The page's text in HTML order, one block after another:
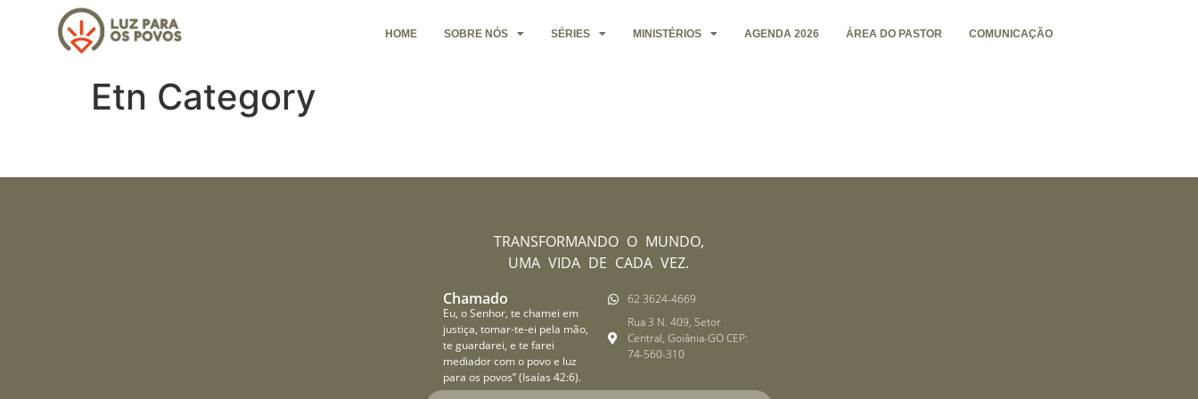
HOME SOBRE NÓS SÉRIES MINISTÉRIOS AGENDA 2026 ÁREA DO PASTOR COMUNICAÇÃO
Etn Category
TRANSFORMANDO O MUNDO,
UMA VIDA DE CADA VEZ.
Chamado
Eu, o Senhor, te chamei em
justiça, tomar-te-ei pela mão,
te guardarei, e te farei
mediador com o povo e luz
para os povos” (Isaías 42:6).
62 3624-4669
Rua 3 N. 409, Setor
Central, Goiânia-GO CEP:
74-560-310